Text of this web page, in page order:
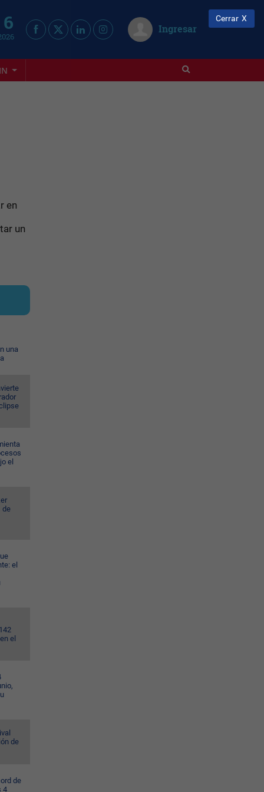
Ingresar
en
un
una
el
de
el
el
de
de
4
Cerrar